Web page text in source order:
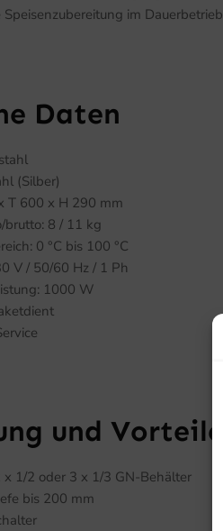
Speisenzubereitung im Dauerbetrieb
Daten
(Silber)
T 600 x H 290 mm
brutto: 8 / 11 kg
0 °C bis 100 °C
V / 50/60 Hz / 1 Ph
1000 W
und Vorteile
x 1/2 oder 3 x 1/3 GN-Behälter
bis 200 mm